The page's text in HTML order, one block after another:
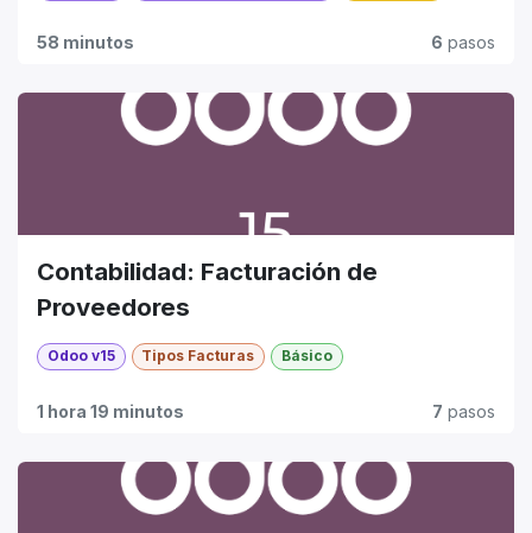
58 minutos 6 pasos
Contabilidad: Facturación de
Proveedores
Odoo v15 Tipos Facturas Básico
1 hora 19 minutos 7 pasos